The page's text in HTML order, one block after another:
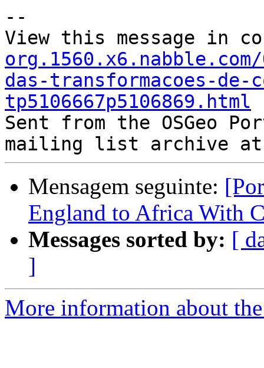
--
View this message in
das-transformacoes-de-
tp5106667p5106869.html
Sent from the OSGeo
Mensagem seguinte:
England to Africa With
Messages sorted by: [
]
More information about